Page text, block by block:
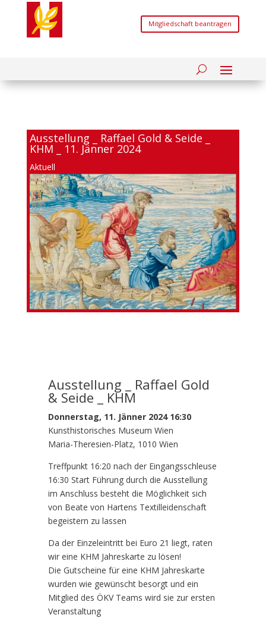
Mitgliedschaft beantragen
Ausstellung _ Raffael Gold & Seide _
KHM _ 11. Jänner 2024
Aktuell
Ausstellung _ Raffael Gold
& Seide _ KHM
Donnerstag, 11. Jänner 2024 16:30
Kunsthistorisches Museum Wien
Maria-Theresien-Platz, 1010 Wien
Treffpunkt 16:20 nach der Eingangsschleuse
16:30 Start Führung durch die Ausstellung
im Anschluss besteht die Möglichkeit sich
von Beate von Hartens Textilleidenschaft
begeistern zu lassen
Da der Einzeleintritt bei Euro 21 liegt, raten
wir eine KHM Jahreskarte zu lösen!
Die Gutscheine für eine KHM Jahreskarte
wurden wie gewünscht besorgt und ein
Mitglied des ÖKV Teams wird sie zur ersten
Veranstaltung